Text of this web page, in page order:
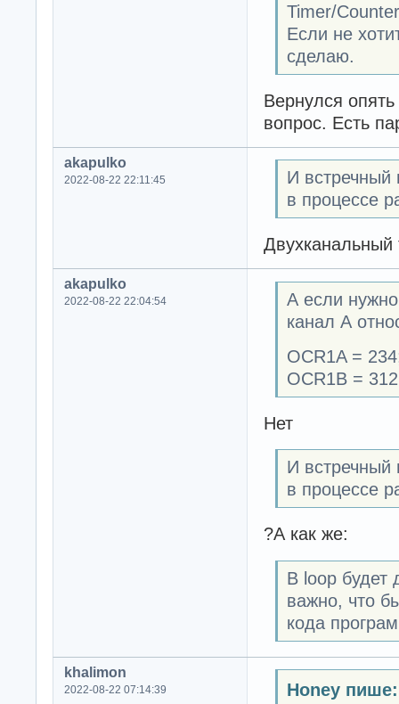
Timer/
Если не
сделаю.
Вернулся
вопрос. Есть
akapulko
2022-08-22 22:11:45
И встречный
в процессе
akapulko
2022-08-22 22:04:54
А если нужно
канал А
OCR1A =
OCR1B =
Нет
И встречный
в процессе
?А как же:
В loop будет
важно, что
кода
khalimon
2022-08-22 07:14:39 Honey пише: